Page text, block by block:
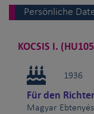
Persönliche
KOCSIS I.
1936
Für den
Magyar